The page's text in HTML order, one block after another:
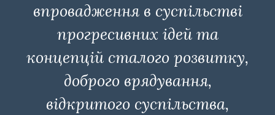
впровадження в суспільстві
прогресивних ідей та
концепцій сталого розвитку,
доброго врядування,
відкритого суспільства,